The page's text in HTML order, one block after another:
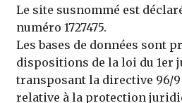
Le site susnommé est
numéro 1727475.
Les bases de données sont
dispositions de la loi du 1er
transposant la directive 96/9
relative à la protection